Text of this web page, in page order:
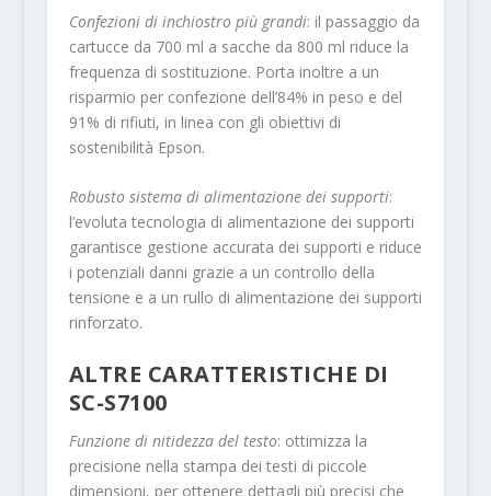
Confezioni di inchiostro più grandi: il passaggio da
cartucce da 700 ml a sacche da 800 ml riduce la
frequenza di sostituzione. Porta inoltre a un
risparmio per confezione dell’84% in peso e del
91% di rifiuti, in linea con gli obiettivi di
sostenibilità Epson.
Robusto sistema di alimentazione dei supporti:
l’evoluta tecnologia di alimentazione dei supporti
garantisce gestione accurata dei supporti e riduce
i potenziali danni grazie a un controllo della
tensione e a un rullo di alimentazione dei supporti
rinforzato.
ALTRE CARATTERISTICHE DI
SC-S7100
Funzione di nitidezza del testo: ottimizza la
precisione nella stampa dei testi di piccole
dimensioni, per ottenere dettagli più precisi che